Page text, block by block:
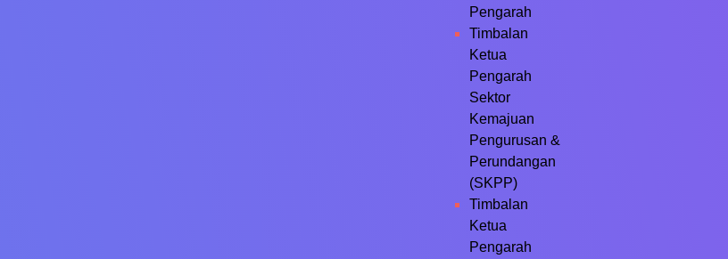
Pengarah
Timbalan
Ketua
Pengarah
Sektor
Kemajuan
Pengurusan &
Perundangan
(SKPP)
Timbalan
Ketua
Pengarah